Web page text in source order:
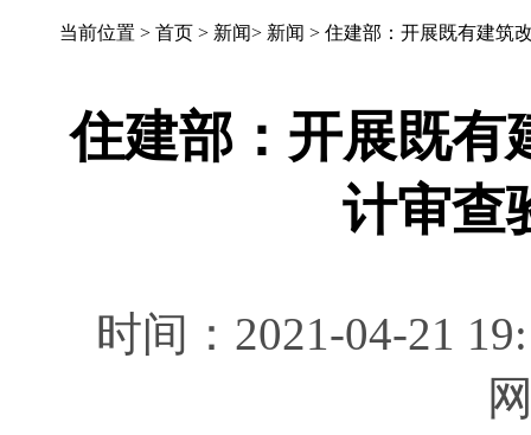
当前位置 > 首页 > 新闻> 新闻 > 住建部：开展既有建筑
住建部：开展既有
计审查
时间：2021-04-21